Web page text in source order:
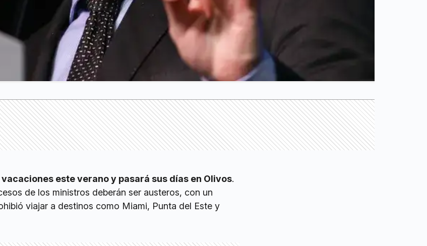
este verano y pasará sus días en Olivos.
de los ministros deberán ser austeros, con un
viajar a destinos como Miami, Punta del Este y